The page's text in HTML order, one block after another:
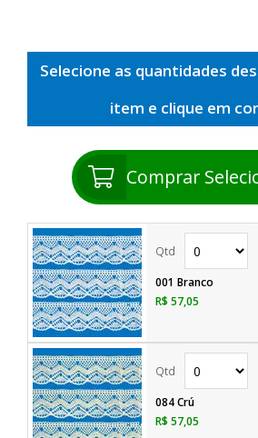
Selecione as quantidades
item e clique em
Comprar
001 Branco
R$ 57,05
084 Crú
R$ 57,05